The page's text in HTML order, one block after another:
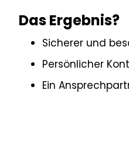
Das Ergebnis?
Sicherer und
Persönlicher
Ein